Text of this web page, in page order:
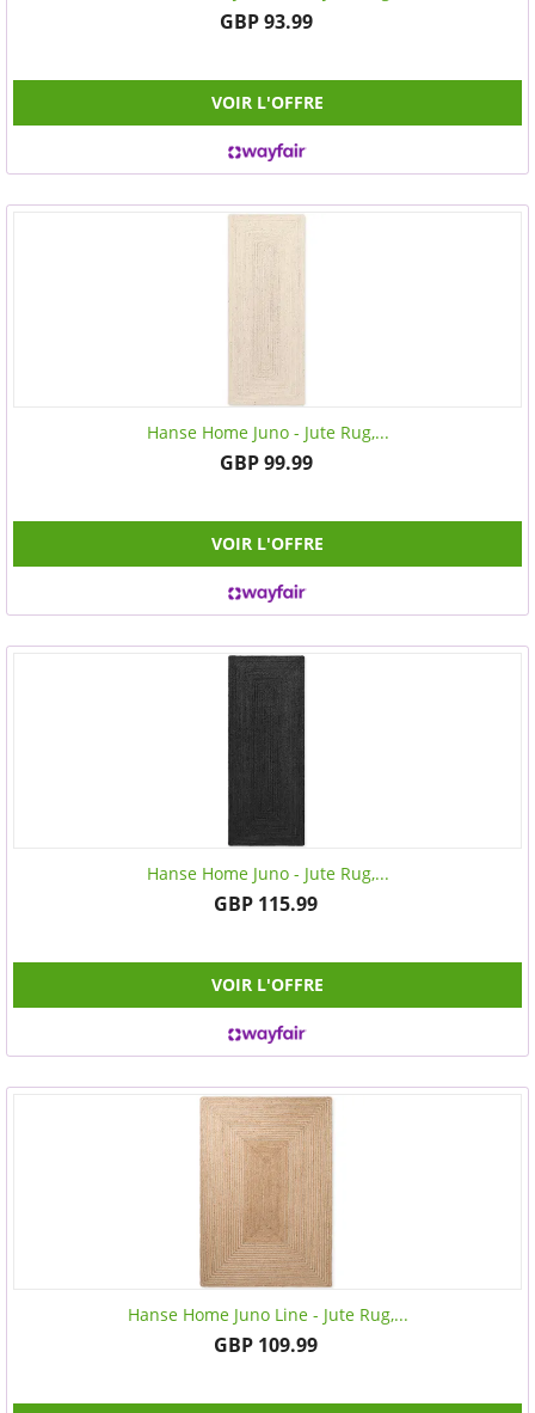
GBP 93.99
VOIR L'OFFRE
Hanse Home Juno - Jute Rug,...
GBP 99.99
VOIR L'OFFRE
Hanse Home Juno - Jute Rug,...
GBP 115.99
VOIR L'OFFRE
Hanse Home Juno Line - Jute Rug,...
GBP 109.99